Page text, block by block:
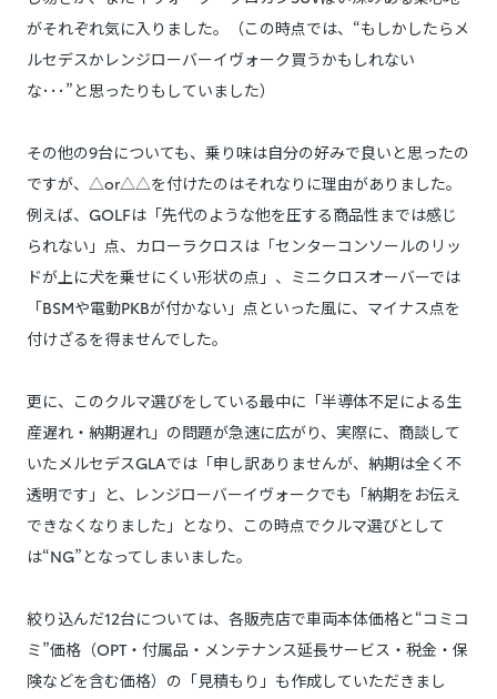
がそれぞれ気に入りました。（この時点では、“もしかしたらメ
ルセデスかレンジローバーイヴォーク買うかもしれない
な･･･”と思ったりもしていました）
その他の9台についても、乗り味は自分の好みで良いと思ったの
ですが、△or△△を付けたのはそれなりに理由がありました。
例えば、GOLFは「先代のような他を圧する商品性までは感じ
られない」点、カローラクロスは「センターコンソールのリッ
ドが上に犬を乗せにくい形状の点」、ミニクロスオーバーでは
「BSMや電動PKBが付かない」点といった風に、マイナス点を
付けざるを得ませんでした。
更に、このクルマ選びをしている最中に「半導体不足による生
産遅れ・納期遅れ」の問題が急速に広がり、実際に、商談して
いたメルセデスGLAでは「申し訳ありませんが、納期は全く不
透明です」と、レンジローバーイヴォークでも「納期をお伝え
できなくなりました」となり、この時点でクルマ選びとして
は“NG”となってしまいました。
絞り込んだ12台については、各販売店で車両本体価格と“コミコ
ミ”価格（OPT・付属品・メンテナンス延長サービス・税金・保
険などを含む価格）の「見積もり」も作成していただきまし